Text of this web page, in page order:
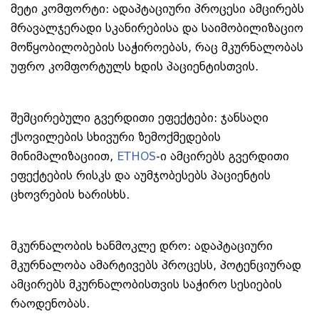
მეტი კომფორტი: ადაპტაციური პროცესი ამცირებს
მრავალჯერადი სკანირებისა და საიმობილიზაციო
მოწყობილობების საჭიროებას, რაც მკურნალობას
უფრო კომფორტულს ხდის პაციენტისთვის.
შემცირებული გვერდითი ეფექტები: ჯანსაღი
ქსოვილების სხივური ზემოქმედების
მინიმალიზაციით, ETHOS-ი ამცირებს გვერდითი
ეფექტების რისკს და აუმჯობესებს პაციენტის
ცხოვრების ხარისხს.
მკურნალობის ხანმოკლე დრო: ადაპტაციური
მკურნალობა ამარტივებს პროცესს, პოტენციურად
ამცირებს მკურნალობისთვის საჭირო სესიების
რაოდენობას.